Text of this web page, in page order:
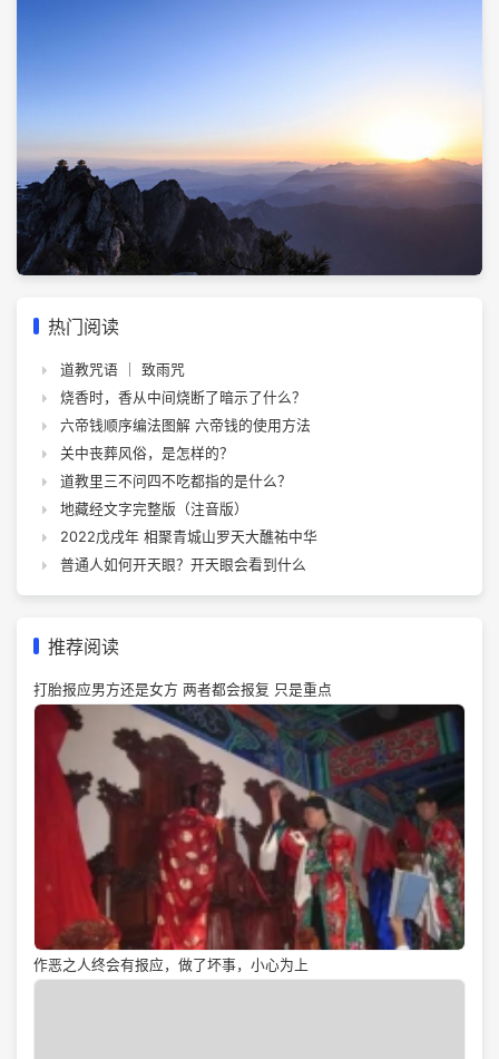
热门阅读
道教咒语 ｜ 致雨咒
烧香时，香从中间烧断了暗示了什么？
六帝钱顺序编法图解 六帝钱的使用方法
关中丧葬风俗，是怎样的？
道教里三不问四不吃都指的是什么？
地藏经文字完整版（注音版）
2022戊戌年 相聚青城山罗天大醮祐中华
普通人如何开天眼？开天眼会看到什么
推荐阅读
打胎报应男方还是女方 两者都会报复 只是重点
作恶之人终会有报应，做了坏事，小心为上